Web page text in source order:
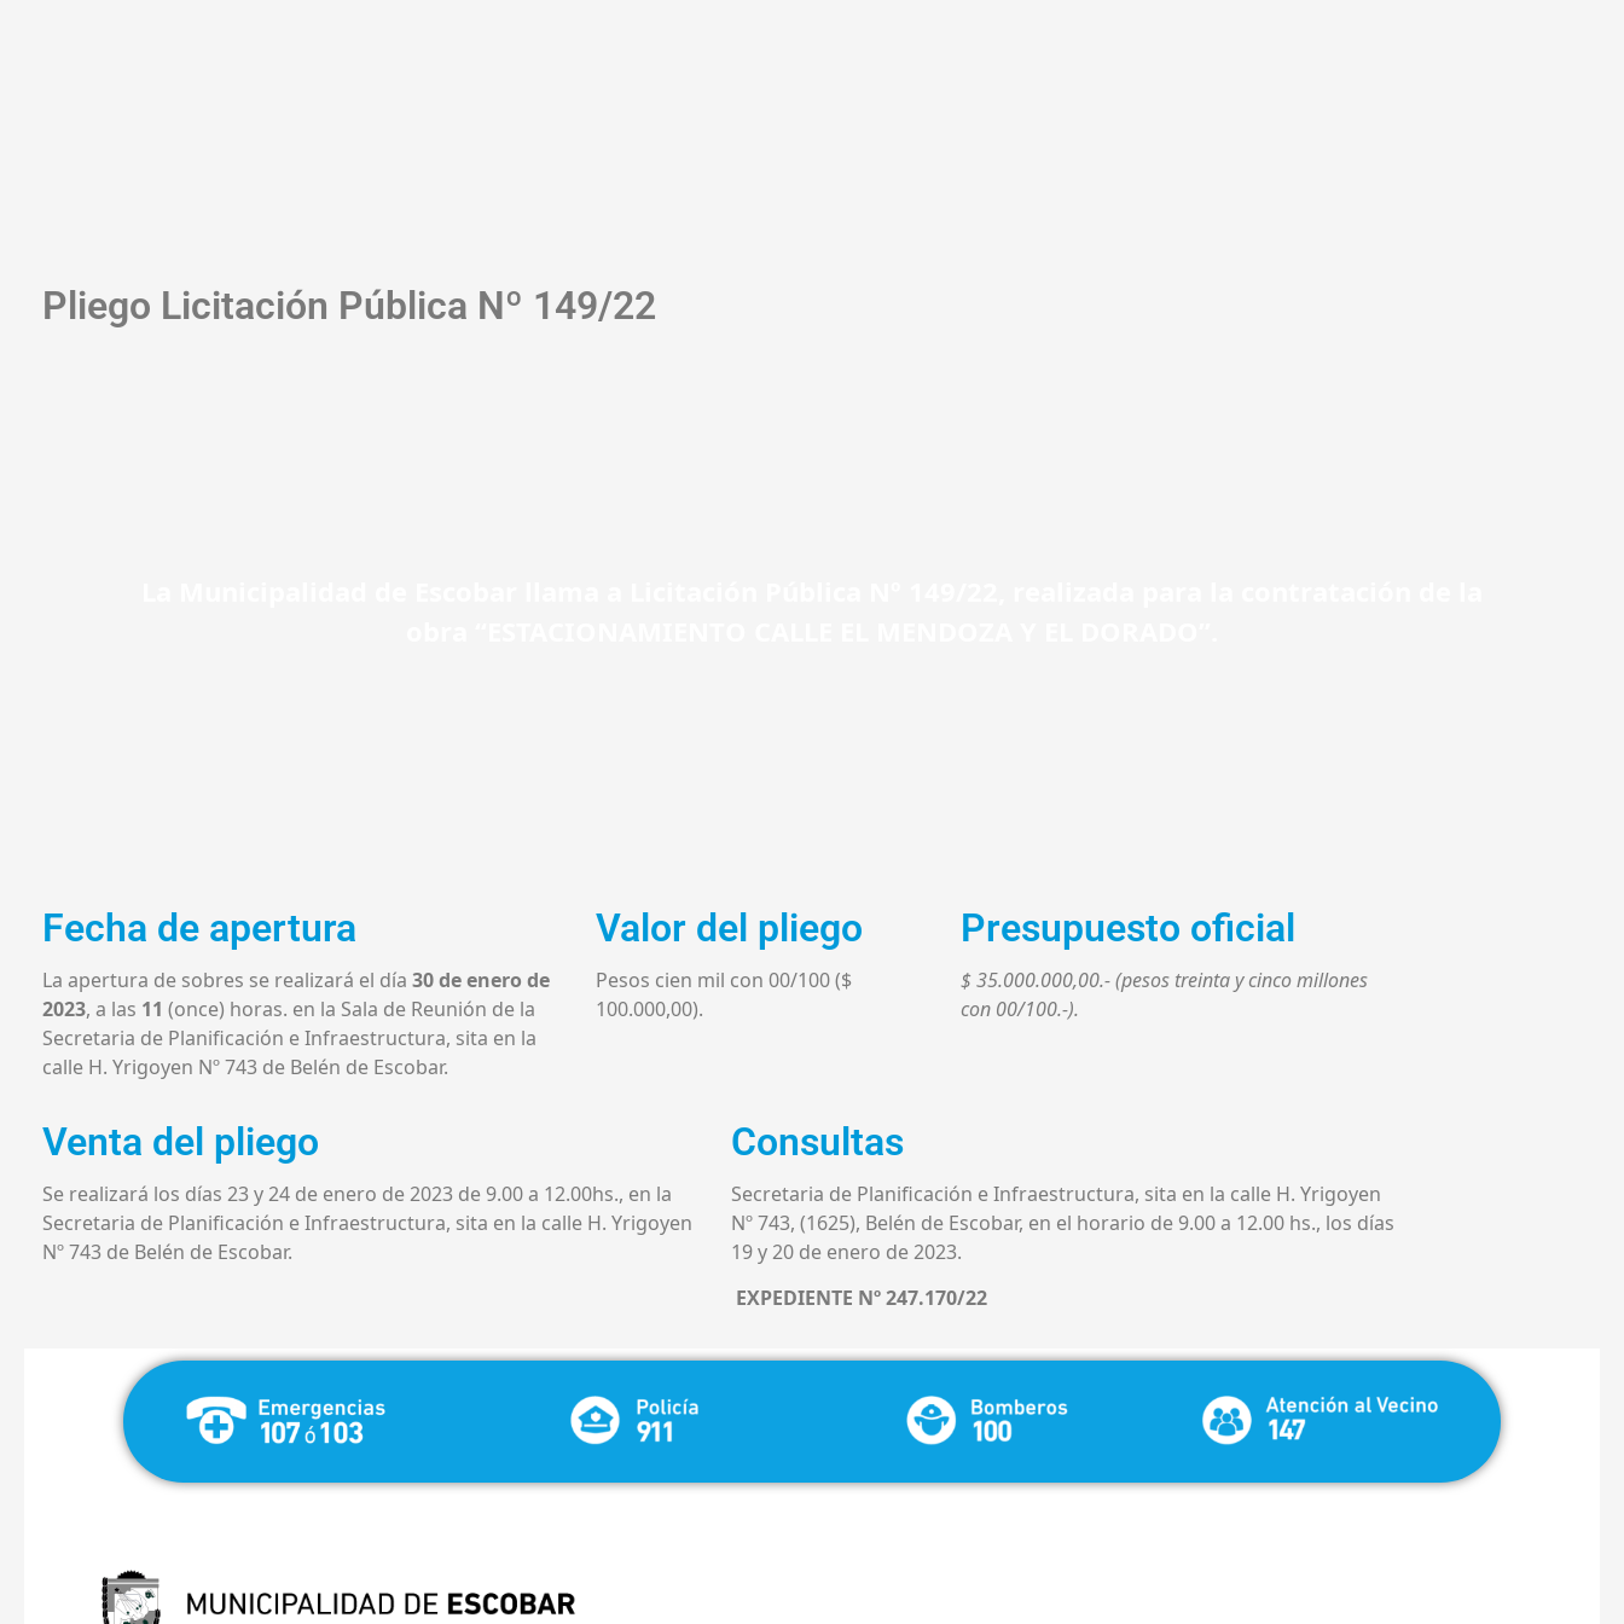
Pliego Licitación Pública Nº 149/22
Fecha de apertura
La apertura de sobres se realizará el día 30 de enero de
2023, a las 11 (once) horas. en la Sala de Reunión de la
Secretaria de Planificación e Infraestructura, sita en la
calle H. Yrigoyen Nº 743 de Belén de Escobar.
Valor del pliego
Pesos cien mil con 00/100 ($
100.000,00).
Presupuesto oficial
$ 35.000.000,00.- (pesos treinta y cinco millones
con 00/100.-).
Venta del pliego
Se realizará los días 23 y 24 de enero de 2023 de 9.00 a 12.00hs., en la
Secretaria de Planificación e Infraestructura, sita en la calle H. Yrigoyen
Nº 743 de Belén de Escobar.
Consultas
Secretaria de Planificación e Infraestructura, sita en la calle H. Yrigoyen
Nº 743, (1625), Belén de Escobar, en el horario de 9.00 a 12.00 hs., los días
19 y 20 de enero de 2023.
EXPEDIENTE Nº 247.170/22